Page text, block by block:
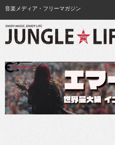
音楽メディア・フリーマガジン